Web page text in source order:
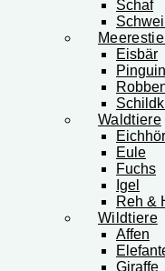
Schaf
Eisbär
Waldtiere
Eule
Fuchs
Igel
Reh &
Wildtiere
Affen
Giraffe